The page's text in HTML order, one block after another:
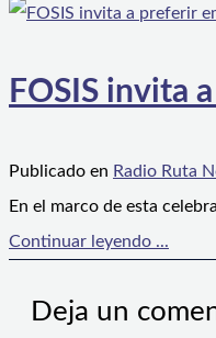
FOSIS invita
Publicado en Radio Ruta
En el marco de esta
Continuar leyendo ...
Deja un